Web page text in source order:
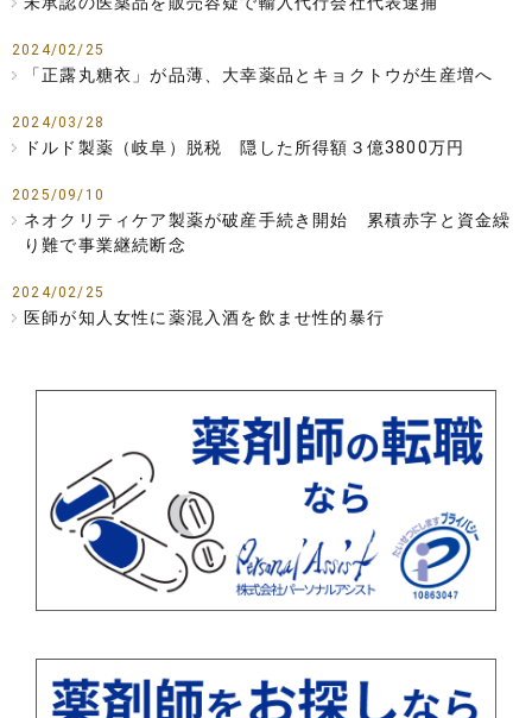
2024/02/25
「正露丸糖衣」が品薄、大幸薬品とキョクトウが生産増へ
2024/03/28
ドルド製薬（岐阜）脱税 隠した所得額３億3800万円
2025/09/10
ネオクリティケア製薬が破産手続き開始 累積赤字と資金繰
り難で事業継続断念
2024/02/25
医師が知人女性に薬混入酒を飲ませ性的暴行